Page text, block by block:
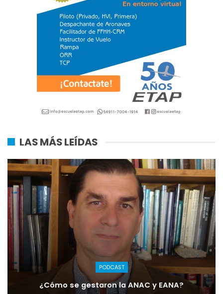
LAS MÁS LEÍDAS
PODCAST
¿Cómo se gestaron la ANAC y EANA?